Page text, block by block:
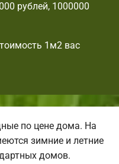
рублей, 1000000
1м2 вас
по цене дома. На
зимние и летние
домов.